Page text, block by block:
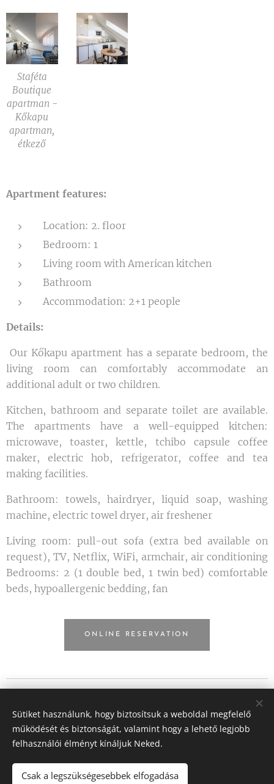
Staféta
Boutique
apartman -
Kőkapu
apartman,
étkező
Apartment features:
Location: 2. floor
Bedroom: 1
Living room with American kitchen
Bathroom
Accommodation: 2+1 people
Details:
Our Kőkapu apartment has a separate bedroom, the
living room can comfortably accommodate an
additional adult or two children.
Kitchen, bathroom and separate toilet are available.
The apartments have a well-equipped kitchen:
microwave, toaster, kettle, tchibo capsule coffee
maker, electric hob, refrigerator, coffee and tea
making facilities.
Bathroom: towels, hairdryer, liquid soap, washing
machine, electric towel dryer, air freshener
Living room: pull-out sofa (extra bed available on
request), TV, Netflix, WiFi, armchair, air conditioning
Bedrooms: 2 (1 double bed, 1 twin bed) comfortable
beds, hypoallergenic bedding, fan
ONLINE RESERVATION
NTAK registration number: EG21004748
GDPR
General Terms and Conditions
Rules of Stafeta Boutique apartments
Sütiket használunk, hogy biztosítsuk a weboldal megfelelő
működését és biztonságát, valamint hogy a lehető legjobb
felhasználói élményt kínáljuk Neked.
Csak a legszükségesebbek elfogadása